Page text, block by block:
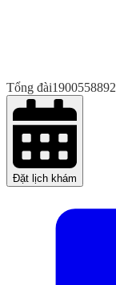
Tổng đài1900558892
Đặt lịch khám